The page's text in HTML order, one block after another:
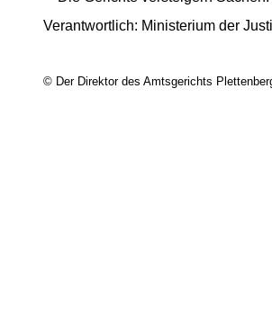
Verantwortlich: Ministerium der
© Der Direktor des Amtsgerichts